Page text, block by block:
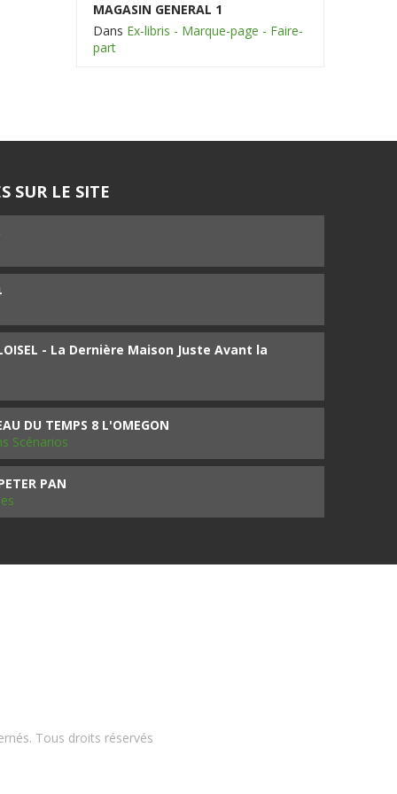
MAGASIN GENERAL 1
Dans Ex-libris - Marque-page - Faire-
part
SUR LE SITE
- La Dernière Maison Juste Avant la
DU TEMPS 8 L'OMEGON
Scénarios
PAN
Tous droits réservés